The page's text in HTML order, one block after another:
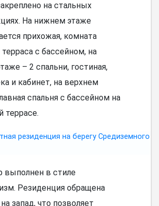
на стальных
На нижнем этаже
прихожая, комната
с бассейном, на
– 2 спальни, гостиная,
и кабинет, на верхнем
спальня с бассейном на
террасе.
выполнен в стиле
Резиденция обращена
запад, что позволяет